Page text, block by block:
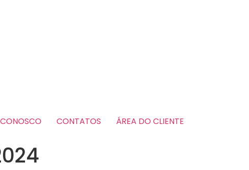
CONTATOS ÁREA DO CLIENTE